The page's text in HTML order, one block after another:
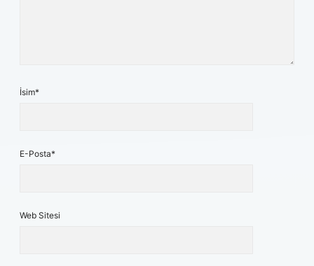
İsim*
E-Posta*
Web Sitesi